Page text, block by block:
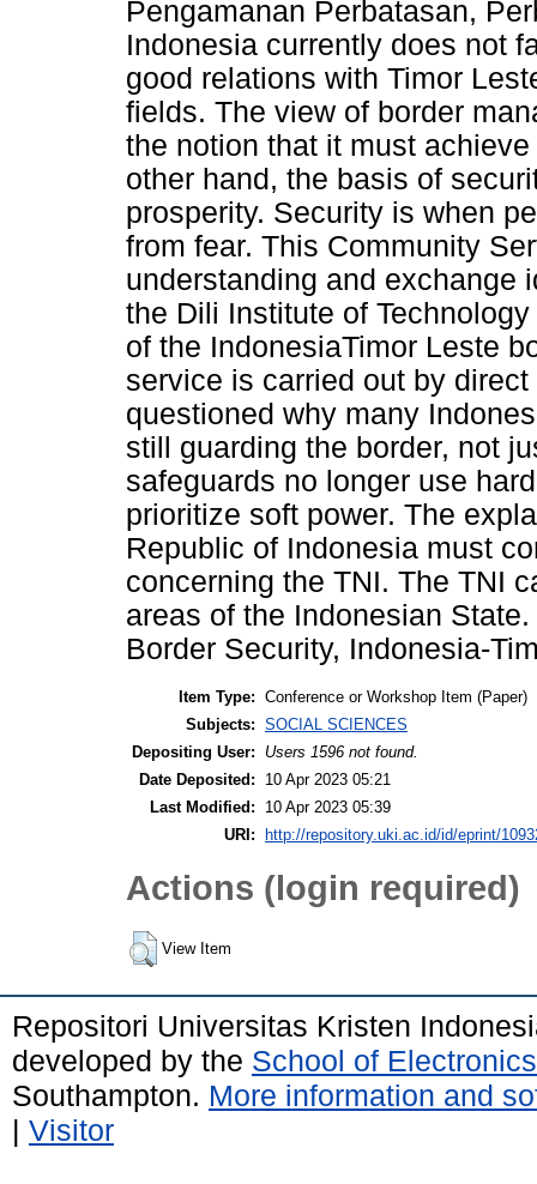
Pengamanan Perbatasan,
Indonesia currently does not
good relations with Timor
fields. The view of border
the notion that it must
other hand, the basis of
prosperity. Security is when
from fear. This Community
understanding and exchange
the Dili Institute of
of the IndonesiaTimor Leste
service is carried out by
questioned why many
still guarding the border, not
safeguards no longer use
prioritize soft power. The
Republic of Indonesia must
concerning the TNI. The TNI
areas of the Indonesian
Border Security, Indonesia-
Item Type: Conference or Workshop Item (Paper)
Subjects: SOCIAL SCIENCES
Depositing User:
Users 1596 not found.
Date Deposited:
10 Apr 2023 05:21
Last Modified:
10 Apr 2023 05:39
URI:
http://repository.uki.ac.id/id/eprint/
Actions (login required)
View Item
Repositori Universitas Kristen
developed by the School of
Southampton. More information and
| Visitor